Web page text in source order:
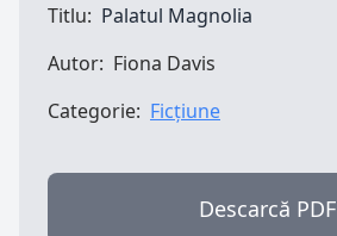
Titlu: Palatul Magnolia
Autor: Fiona Davis
Categorie: Ficțiune
Descarcă PDF